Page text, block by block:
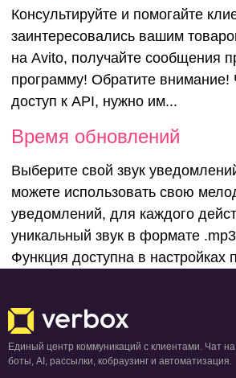
Консультируйте и помогайте
заинтересовались вашим
на Avito, получайте сообщения
программу! Обратите внимание!
доступ к API, нужно им...
Время обновлений
Выберите свой звук
можете использовать свою
уведомлений, для каждого
уникальный звук в формате
Функция доступна в настройках
Единый центр коммуникаций с клиентами. Чат
боты, AI, рассылки, кобраузинг и автоматизация.